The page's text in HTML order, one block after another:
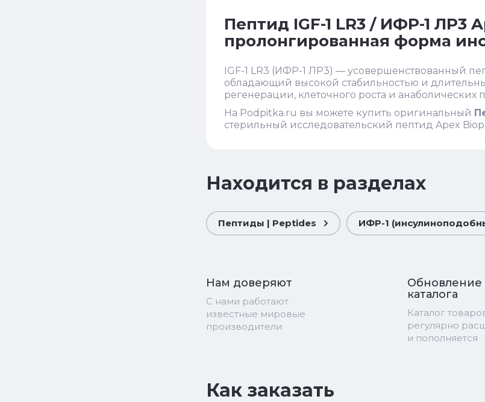
Пептид IGF-1 LR3 / ИФР-1 ЛР3
пролонгированная форма
IGF-1 LR3 (ИФР-1 ЛР3) — усовершенствованный
обладающий высокой стабильностью и
регенерации, клеточного роста и анаболических
На Podpitka.ru вы можете купить оригинальный
стерильный исследовательский пептид Apex
Находится в разделах
Пептиды | Peptides ИФР-1
Нам доверяют
С нами работают
известные мировые
производители
Обновление
каталога
Каталог
регулярно
и пополняется
Как заказать